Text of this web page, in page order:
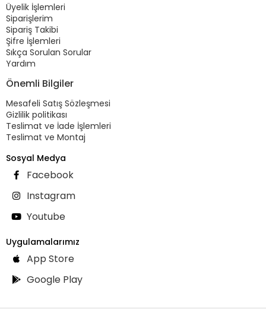
Üyelik İşlemleri
Siparişlerim
Sipariş Takibi
Şifre İşlemleri
Sıkça Sorulan Sorular
Yardım
Önemli Bilgiler
Mesafeli Satış Sözleşmesi
Gizlilik politikası
Teslimat ve İade İşlemleri
Teslimat ve Montaj
Sosyal Medya
Facebook
Instagram
Youtube
Uygulamalarımız
App Store
Google Play